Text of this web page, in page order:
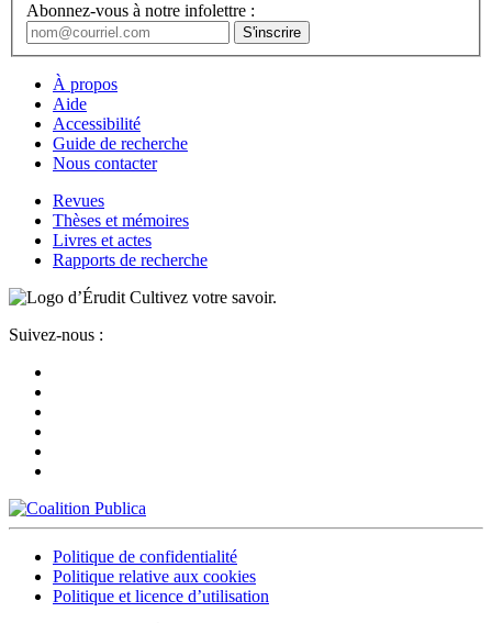
Abonnez-vous à notre infolettre :
À propos
Aide
Accessibilité
Guide de recherche
Nous contacter
Revues
Thèses et mémoires
Livres et actes
Rapports de recherche
Cultivez votre savoir.
Suivez-nous :
Politique de confidentialité
Politique relative aux cookies
Politique et licence d’utilisation